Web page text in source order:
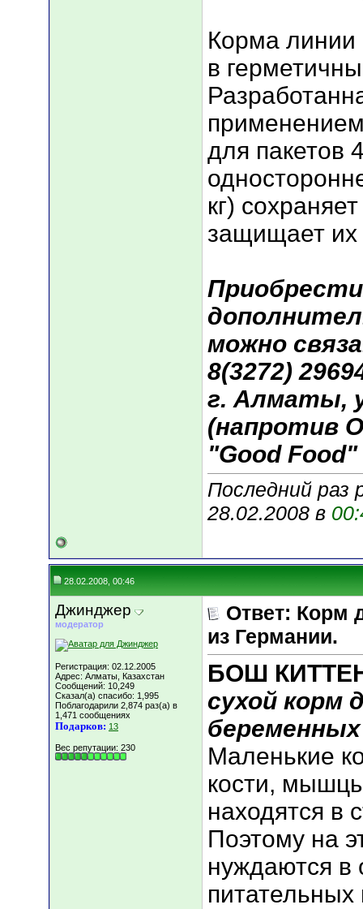
Корма
в
для пакетов
кг)
защищает их
можно
8(3272)
г. Алматы,
(напротив
"Good Food"
Последний раз
28.02.2008 в
28.02.2008, 00:46
Джинджер
модератор
Регистрация: 02.12.2005
Адрес: Алматы, Казахстан
Сообщений: 10,249
Сказал(а) спасибо: 1,995
Поблагодарили 2,874 раз(а) в
1,471 сообщениях
Подарков: 13
Вес репутации: 230
Ответ: Корм
из Германии.
БОШ
сухой корм
Маленькие
кости,
находятся в
Поэтому на
нуждаются в